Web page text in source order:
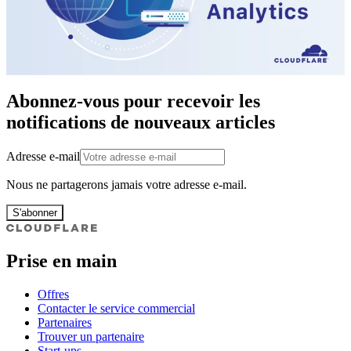
Abonnez-vous pour recevoir les
notifications de nouveaux articles
Adresse e-mail
Nous ne partagerons jamais votre adresse e-mail.
S'abonner
Prise en main
Offres
Contacter le service commercial
Partenaires
Trouver un partenaire